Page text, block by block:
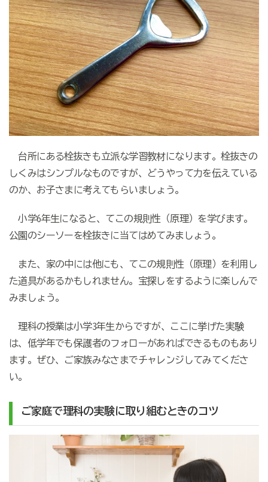
台所にある栓抜きも立派な学習教材になります。栓抜きの
しくみはシンプルなものですが、どうやって力を伝えている
のか、お子さまに考えてもらいましょう。
小学6年生になると、てこの規則性（原理）を学びます。
公園のシーソーを栓抜きに当てはめてみましょう。
また、家の中には他にも、てこの規則性（原理）を利用し
た道具があるかもしれません。宝探しをするように楽しんで
みましょう。
理科の授業は小学3年生からですが、ここに挙げた実験
は、低学年でも保護者のフォローがあればできるものもあり
ます。ぜひ、ご家族みなさまでチャレンジしてみてくださ
い。
ご家庭で理科の実験に取り組むときのコツ